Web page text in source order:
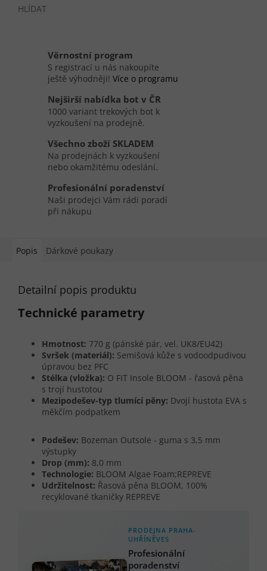
HLÍDAT
Věrnostní program
S registrací u nás nakoupíte
ještě výhodněji! Více o programu
Nejširší nabídka bot v ČR
1000 variant trekových bot k
vyzkoušení na prodejně.
Všechno zboží SKLADEM
Na prodejnách k vyzkoušení
nebo okamžitému odeslání.
Profesionální poradenství
Naši prodejci Vám rádi poradí
při nákupu
Popis Dárkové poukazy
Detailní popis produktu
Technické parametry
Hmotnost: 770 g (pánské pár, vel. UK8/EU42)
Svršek (materiál): Semišová kůže s vodoodpudivou
úpravou bez PFC
Stélka (vložka): O FIT Insole BLOOM - řasová pěna
s trojí hustotou
Mezipodešev-typ tlumící pěny: Dvojí hustota EVA s
měkčím podpatkem
Podešev: Bozeman Outsole - guma s 3,5 mm
výstupky
Drop (mm): 8,0 mm
Technologie: BLOOM Algae Foam;REPREVE
Udržitelnost: Řasová pěna BLOOM, 100%
recyklované tkaničky REPREVE
PRODEJNA PRAHA-
UHŘÍNĚVES
Profesionální
poradenství